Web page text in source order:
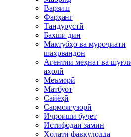
Варзиш
Фарҳанг
Тандурустӣ
Бахши дин
Мактубҳо ва муроҷиати
шаҳрвандон
Агентии меҳнат ва
аҳолӣ
Меъморӣ
Матбуот
Сайёҳӣ
Сармоягузорӣ
Иҷроиши буҷет
Истифодаи замин
Ҳолати фавқулодда